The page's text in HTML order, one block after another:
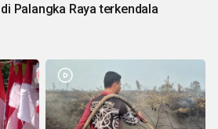
Palangka Raya terkendala